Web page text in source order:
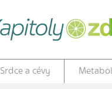
Srdce a cévy